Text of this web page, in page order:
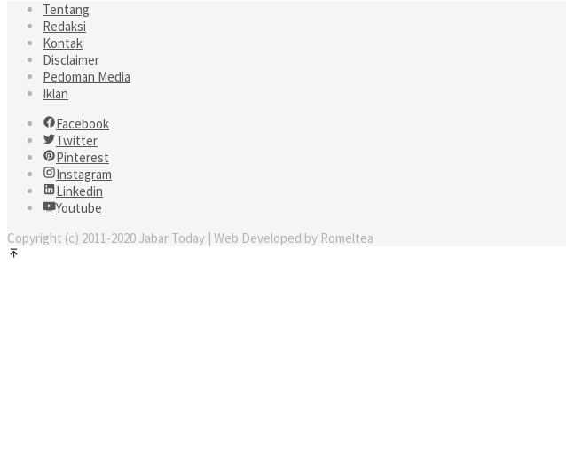
Tentang
Redaksi
Kontak
Disclaimer
Pedoman Media
Iklan
Facebook
Twitter
Pinterest
Instagram
Linkedin
Youtube
Copyright (c) 2011-2020 Jabar Today | Web Developed by Romeltea